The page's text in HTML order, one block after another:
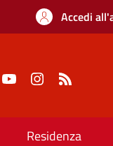
Accedi
Residenza